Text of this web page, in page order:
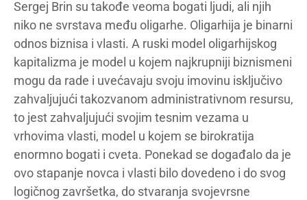
Sergej Brin su takođe veoma bogati ljudi, ali njih
niko ne svrstava među oligarhe. Oligarhija je binarni
odnos biznisa i vlasti. A ruski model oligarhijskog
kapitalizma je model u kojem najkrupniji biznismeni
mogu da rade i uvećavaju svoju imovinu isključivo
zahvaljujući takozvanom administrativnom resursu,
to jest zahvaljujući svojim tesnim vezama u
vrhovima vlasti, model u kojem se birokratija
enormno bogati i cveta. Ponekad se događalo da je
ovo stapanje novca i vlasti bilo dovedeno i do svog
logičnog završetka, do stvaranja svojevrsne